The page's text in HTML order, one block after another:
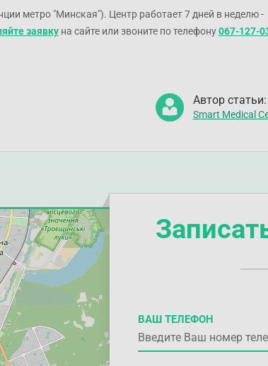
метро "Минская"). Центр работает 7 дней в неделю -
заявку на сайте или звоните по телефону067-127-
Автор статьи:
Smart Medical
ВАШ ТЕЛЕФОН